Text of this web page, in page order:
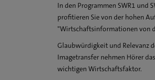
In den Programmen SWR1 und
profitieren Sie von der hohen
"Wirtschaftsinformationen von
Glaubwürdigkeit und Relevanz
Imagetransfer nehmen Hörer
wichtigen Wirtschaftsfaktor.